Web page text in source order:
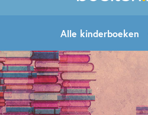
Alle kinderboeken